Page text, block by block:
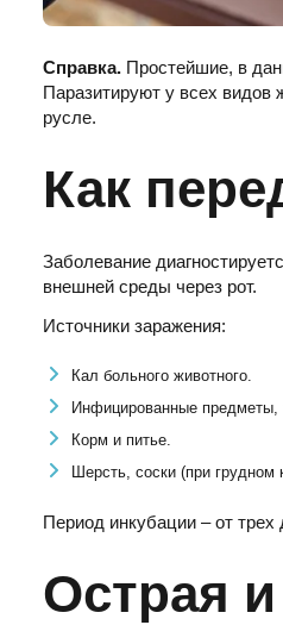
Справка. Простейшие, в
Паразитируют у всех видов
русле.
Как
Заболевание
внешней среды через рот.
Источники заражения:
Кал больного животного.
Инфицированные предметы,
Корм и питье.
Шерсть, соски (при
Период инкубации – от
Острая